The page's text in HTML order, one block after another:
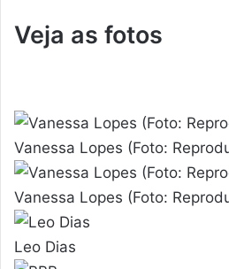
Veja as fotos
Vanessa Lopes (Foto:
Vanessa Lopes (Foto:
Leo Dias